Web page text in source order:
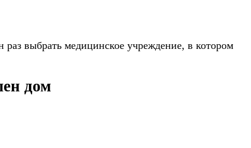
выбрать медицинское учреждение, в котором
дом